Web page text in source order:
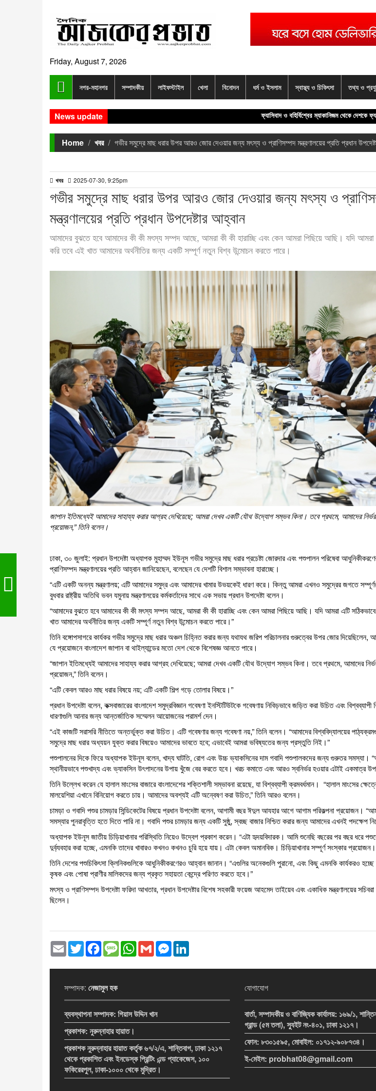
Friday, August 7, 2026
নগর-মহানগর সম্পাদকীয় লাইফস্টাইল খেলা বিনোদন ধর্ম ও ইসলাম স্বাস্থ্য ও চিকিৎসা তথ্য ও
News update ফ্যাসিবাদ ও বহির্বিশ্বের ম্যাকানিজম থেকে দেশকে
Home খবর গভীর সমুদ্রে মাছ ধরার উপর আরও জোর দেওয়ার জন্য মৎস্য ও প্রাণিসম্পদ মন্ত্রণালয়ের প্রতি প্রধান
খবর 2025-07-30, 9:25pm
গভীর সমুদ্রে মাছ ধরার উপর আরও জোর দেওয়ার জন্য মৎস্য ও
মন্ত্রণালয়ের প্রতি প্রধান উপদেষ্টার আহ্বান
আমাদের বুঝতে হবে আমাদের কী কী মৎস্য সম্পদ আছে, আমরা কী কী হারাচ্ছি এবং কেন আমরা পিছিয়ে আছি। যদি আমরা
করি তবে এই খাত আমাদের অর্থনীতির জন্য একটি সম্পূর্ণ নতুন বিশ্ব উন্মোচন করতে পারে।
জাপান ইতিমধ্যেই আমাদের সাহায্য করার আগ্রহ দেখিয়েছে; আমরা দেখব একটি যৌথ উদ্যোগ সম্ভব কিনা। তবে প্রথমে, আমাদের
প্রয়োজন,” তিনি বলেন।
ঢাকা, ৩০ জুলাই: প্রধান উপদেষ্টা অধ্যাপক মুহাম্মদ ইউনূস গভীর সমুদ্রে মাছ ধরার প্রচেষ্টা জোরদার এবং পশুপালন পরিষেবা
প্রাণিসম্পদ মন্ত্রণালয়ের প্রতি আহ্বান জানিয়েছেন, বলেছেন যে দেশটি বিশাল সম্ভাবনা হারাচ্ছে।
“এটি একটি অনন্য মন্ত্রণালয়; এটি আমাদের সমুদ্র এবং আমাদের খামার উভয়কেই ধারণ করে। কিন্তু আমরা এখনও সমুদ্রের জগতে
বুধবার রাষ্ট্রীয় অতিথি ভবন যমুনায় মন্ত্রণালয়ের কর্মকর্তাদের সাথে এক সভায় প্রধান উপদেষ্টা বলেন।
“আমাদের বুঝতে হবে আমাদের কী কী মৎস্য সম্পদ আছে, আমরা কী কী হারাচ্ছি এবং কেন আমরা পিছিয়ে আছি। যদি আমরা এটি
খাত আমাদের অর্থনীতির জন্য একটি সম্পূর্ণ নতুন বিশ্ব উন্মোচন করতে পারে।”
তিনি বঙ্গোপসাগরে কার্যকর গভীর সমুদ্রে মাছ ধরার অঞ্চল চিহ্নিত করার জন্য যথাযথ জরিপ পরিচালনার গুরুত্বের উপর জোর
যে প্রয়োজনে বাংলাদেশ জাপান বা থাইল্যান্ডের মতো দেশ থেকে বিশেষজ্ঞ আনতে পারে।
“জাপান ইতিমধ্যেই আমাদের সাহায্য করার আগ্রহ দেখিয়েছে; আমরা দেখব একটি যৌথ উদ্যোগ সম্ভব কিনা। তবে প্রথমে, আমাদের
প্রয়োজন,” তিনি বলেন।
“এটি কেবল আরও মাছ ধরার বিষয়ে নয়; এটি একটি শিল্প গড়ে তোলার বিষয়ে।”
প্রধান উপদেষ্টা বলেন, কক্সবাজারের বাংলাদেশ সমুদ্রবিজ্ঞান গবেষণা ইনস্টিটিউটকে গবেষণায় নিবিড়ভাবে জড়িত করা উচিত এবং বিশ্বব্যাপী
ধারণাগুলি আনার জন্য আন্তর্জাতিক সম্মেলন আয়োজনের পরামর্শ দেন।
“এই কাজটি সরাসরি নীতিতে অন্তর্ভুক্ত করা উচিত। এটি গবেষণার জন্য গবেষণা নয়,” তিনি বলেন। “আমাদের বিশ্ববিদ্যালয়ের
সমুদ্রে মাছ ধরার অধ্যয়ন যুক্ত করার বিষয়েও আমাদের ভাবতে হবে; এভাবেই আমরা ভবিষ্যতের জন্য প্রস্তুতি নিই।”
পশুপালনের দিকে ফিরে অধ্যাপক ইউনূস বলেন, খাদ্য ঘাটতি, রোগ এবং উচ্চ ভ্যাকসিনের দাম গবাদি পশুপালকদের জন্য গুরুতর সমস্যা।
স্থানীয়ভাবে পশুখাদ্য এবং ভ্যাকসিন উৎপাদনের উপায় খুঁজে বের করতে হবে। খরচ কমাতে এবং আরও স্বনির্ভর হওয়ার এটাই একমাত্র
তিনি উল্লেখ করেন যে হালাল মাংসের বাজারে বাংলাদেশের শক্তিশালী সম্ভাবনা রয়েছে, যা বিশ্বব্যাপী ক্রমবর্ধমান। “হালাল মাংসের
মালয়েশিয়া এখানে বিনিয়োগ করতে চায়। আমাদের অবশ্যই এটি অন্বেষণ করা উচিত,” তিনি আরও বলেন।
চামড়া ও গবাদি পশুর চামড়ার সিন্ডিকেটের বিষয়ে প্রধান উপদেষ্টা বলেন, আগামী বছর ঈদুল আযহার আগে আগাম পরিকল্পনা প্রয়োজন।
সমস্যার পুনরাবৃত্তি হতে দিতে পারি না। গবাদি পশুর চামড়ার জন্য একটি সুষ্ঠু, স্বচ্ছ বাজার নিশ্চিত করার জন্য আমাদের এখনই পদক্ষেপ
অধ্যাপক ইউনূস জাতীয় চিড়িয়াখানার পরিস্থিতি নিয়েও উদ্বেগ প্রকাশ করেন। “এটা হৃদয়বিদারক। আমি শুনেছি বছরের পর বছর ধরে
দুর্ব্যবহার করা হচ্ছে, এমনকি তাদের খাবারও কখনও কখনও চুরি হয়ে যায়। এটা কেবল অমানবিক। চিড়িয়াখানার সম্পূর্ণ সংস্কার
তিনি দেশের পশুচিকিৎসা ক্লিনিকগুলিকে আধুনিকীকরণেরও আহ্বান জানান। “এগুলির অনেকগুলি পুরানো, এবং কিছু এমনকি কার্যকরও
কৃষক এবং পোষা প্রাণীর মালিকদের জন্য প্রকৃত সহায়তা কেন্দ্রে পরিণত করতে হবে।”
মৎস্য ও প্রাণিসম্পদ উপদেষ্টা ফরিদা আখতার, প্রধান উপদেষ্টার বিশেষ সহকারী ফয়েজ আহমেদ তাইয়েব এবং একাধিক মন্ত্রণালয়ের
ছিলেন।
EmailTwitterFacebookMessageWhatsApp
GmailMessenger
সম্পাদক: নেজামুল হক
ব্যবস্থাপনা সম্পাদক: গিয়াস উদ্দিন খান
প্রকাশক: নুরুন্নাহার হায়াত।
প্রকাশক নুরুন্নাহার হায়াত কর্তৃক ৬৭/২/এ, শান্তিবাগ, ঢাকা ১২১৭
থেকে প্রকাশিত এবং ইনডেস্ক প্রিন্টিং এন্ড প্যাকেজেস, ১০০
ফকিরেরপুল, ঢাকা-১০০০ থেকে মুদ্রিত।
যোগাযোগ
বার্তা, সম্পাদকীয় ও বাণিজ্যিক কার্যালয়: ১৬৯/১,
গ্রান্ড (৫ম তলা), স্যুইট নং-৪০১, ঢাকা ১২১৭।
ফোন: ৮৩০১৫৯৫, মোবাইল: ০১৭১২-৯০৮৭৩৪।
ই-মেইল: probhat08@gmail.com